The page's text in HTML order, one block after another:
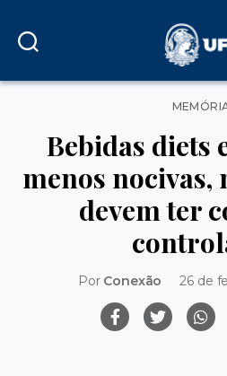
Bebidas diets
menos nocivas,
devem ter
Por Conexão 26 de